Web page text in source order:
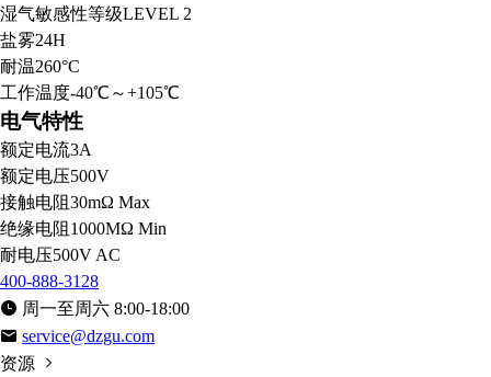
湿气敏感性等级LEVEL 2
盐雾24H
耐温260°C
工作温度-40℃～+105℃
电气特性
额定电流3A
额定电压500V
接触电阻30mΩ Max
绝缘电阻 1000MΩ Min
耐电压500V AC
400-888-3128
周一至周六 8:00-18:00
service@dzgu.com
资源